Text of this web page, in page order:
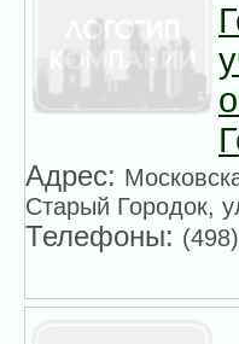
Адрес:
Старый Городок,
Телефоны: